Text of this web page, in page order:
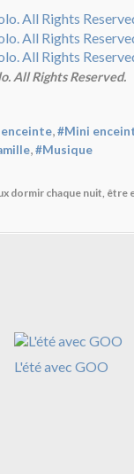
All Rights Reserved.
,#Mini
,#Musique
dormir chaque nuit, être
L'été avec GOO